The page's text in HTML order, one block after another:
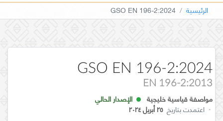
الرئيسية GSO EN 196-2:2024
GSO EN 196-2:2024
EN 196-2:2013
مواصفة قياسية خليجية
الإصدار الحالي
· اعتمدت بتاريخ ٢٥ أبريل ٢٠٢٤